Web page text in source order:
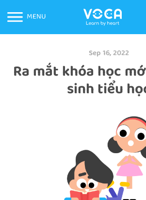
MENU
Sep 16, 2022
Ra mắt khóa học
sinh tiểu